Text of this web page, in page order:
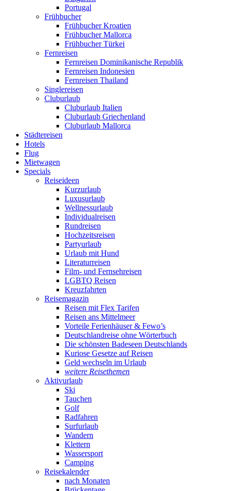
Portugal
Frühbucher
Frühbucher Kroatien
Frühbucher Mallorca
Frühbucher Türkei
Fernreisen
Fernreisen Dominikanische Republik
Fernreisen Indonesien
Fernreisen Thailand
Singlereisen
Cluburlaub
Cluburlaub Italien
Cluburlaub Griechenland
Cluburlaub Mallorca
Städtereisen
Hotels
Flug
Mietwagen
Specials
Reiseideen
Kurzurlaub
Luxusurlaub
Wellnessurlaub
Individualreisen
Rundreisen
Hochzeitsreisen
Partyurlaub
Urlaub mit Hund
Literaturreisen
Film- und Fernsehreisen
LGBTQ Reisen
Kreuzfahrten
Reisemagazin
Reisen mit Flex Tarifen
Reisen ans Mittelmeer
Vorteile Ferienhäuser & Fewo’s
Deutschlandreise ohne Wörterbuch
Die schönsten Badeseen Deutschlands
Kuriose Gesetze auf Reisen
Geld wechseln im Urlaub
weitere Reisethemen
Aktivurlaub
Ski
Tauchen
Golf
Radfahren
Surfurlaub
Wandern
Klettern
Wassersport
Camping
Reisekalender
nach Monaten